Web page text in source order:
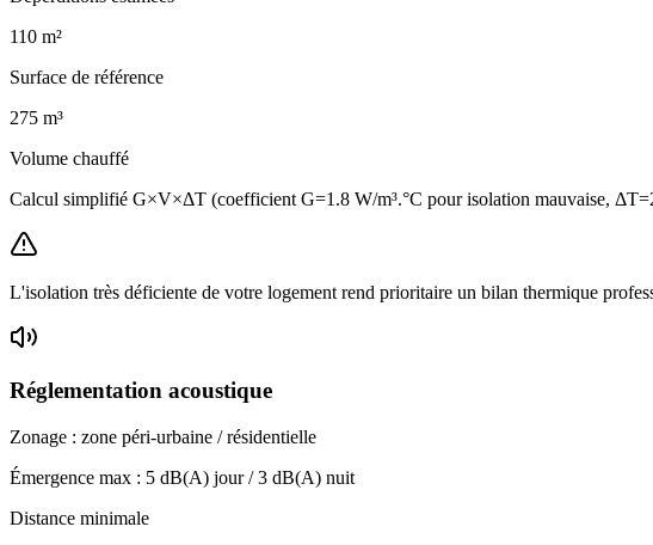
110 m²
Surface de référence
275 m³
Volume chauffé
Calcul simplifié G×V×ΔT (coefficient G=1.8 W/m³.°C pour isolation mauvaise,
L'isolation très déficiente de votre logement rend prioritaire un bilan thermique
Réglementation acoustique
Zonage : zone péri-urbaine / résidentielle
Émergence max : 5 dB(A) jour /3 dB(A) nuit
Distance minimale